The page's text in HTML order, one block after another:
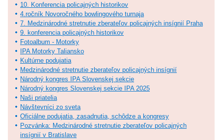
10. Konferencia policajných historikov
4.ročník Novoročného bowlingového turnaja
7. Medzinárodné stretnutie zberateľov policajných insígnií Praha
9. konferencia policajných historikov
Fotoalbum - Motorky
IPA Motorky Taliansko
Kultúrne podujatia
Medzinárodné stretnutie zberateľov policajných insígnií
Národný kongres IPA Slovenskej sekcie
Národný kongres Slovenskej sekcie IPA 2025
Naši priatelia
Návštevníci zo sveta
Oficiálne podujatia, zasadnutia, schôdze a kongresy
Pozvánka: Medzinárodné stretnutie zberateľov policajných
insígnií v Bratislave